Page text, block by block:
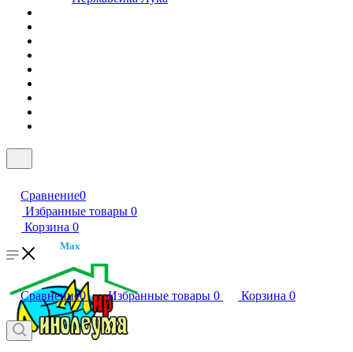
Сравнение0
Избранные товары 0
Корзина 0
Max
Сравнение0 Избранные товары 0 Корзина 0